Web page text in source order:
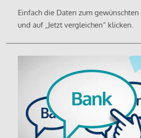
Einfach die Daten zum
und auf „Jetzt vergleichen“ klicken.